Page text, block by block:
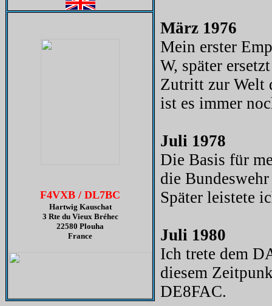
F4VXB / DL7BC
Hartwig Kauschat
3 Rte du Vieux Bréhec
22580 Plouha
France
März 1976
Mein erster
W, später
Zutritt zur Welt
ist es immer
Juli 1978
Die Basis für
die
Später leistete
Juli 1980
Ich trete dem
diesem
DE8FAC.